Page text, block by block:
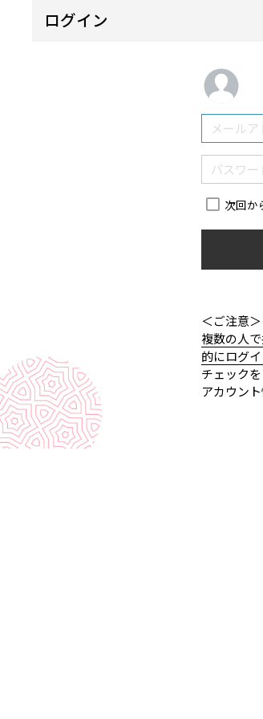
ログイン
次回か
＜ご注意＞
複数の人
的にログ
チェック
アカウン